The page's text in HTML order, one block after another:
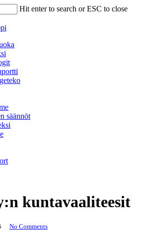
Hit enter to search or ESC to close
säännöt
kuntavaaliteesit
No Comments